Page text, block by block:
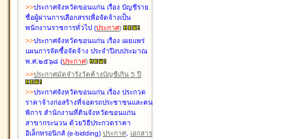
>>ประกาศจังหวัดขอนแก่น เรื่อง บัญชีราย
ชื่อผู้ผ่านการเลือกสรรเพื่อจัดจ้างเป็น
พนักงานราชการทั่วไป (ประกาศ)
>>ประกาศจังหวัดขอนแก่น เรื่อง เผยแพร่
แผนการจัดซื้อจัดจ้าง ประจำปีงบประมาณ
พ.ศ.๒๕๖๘ (ประกาศ)
>>ประกาศมัดจำรังวัดค้างบัญชีเกิน 5 ปี
>>ประกาศจังหวัดขอนแก่น เรื่อง ประกวด
ราคาจ้างก่อสร้างที่จอดรถประชาชนและคน
พิการ สำนักงานที่ดินจังหวัดขอนแก่น
สาขากระนวน ด้วยวิธีประกวดราคา
อิเล็กทรอนิกส์ (e-bidding) ประกาศ, เอกสาร